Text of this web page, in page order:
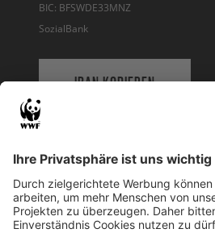
BIC: BFSWDE33MNZ
SozialBank
IBAN KOPIEREN
WWF Deutschland
Reinhardtstr. 18